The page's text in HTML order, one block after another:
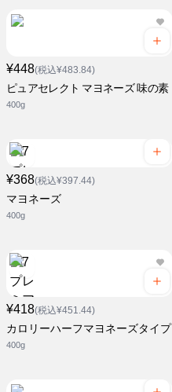
¥448(税込¥483.84)
ピュアセレクト マヨネーズ 味の素
400g
¥368(税込¥397.44)
マヨネーズ
400g
¥418(税込¥451.44)
カロリーハーフマヨネーズタイプ
400g